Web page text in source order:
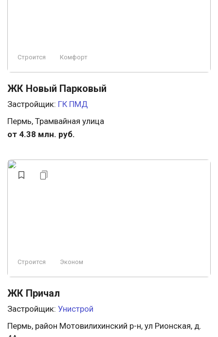
Строится Комфорт
ЖК Новый Парковый
Застройщик: ГК ПМД
Пермь, Трамвайная улица
от 4.38 млн. руб.
Строится Эконом
ЖК Причал
Застройщик: Унистрой
Пермь, район Мотовилихинский р-н, ул Рионская, д.